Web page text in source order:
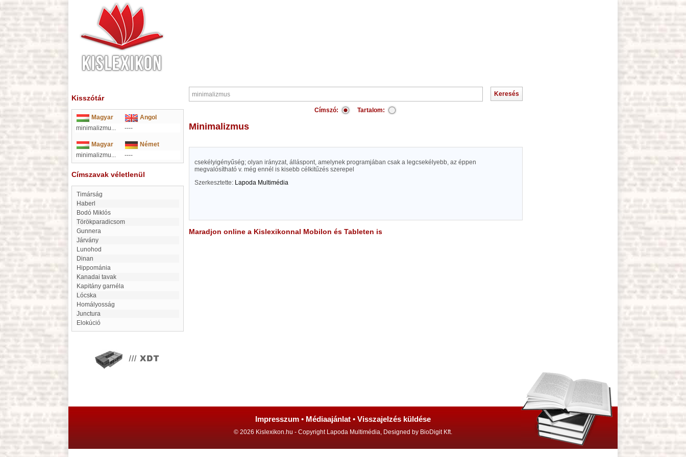
Kisszótár
Magyar
Angol
minimalizmu...
----
Magyar
Német
minimalizmu...
----
Címszavak véletlenül
Timárság
Haberl
Bodó Miklós
Törökparadicsom
Gunnera
Járvány
Lunohod
Dinan
Hippománia
Kanadai tavak
kapitány garnéla
Lócska
homályosság
Junctura
elokúció
Címszó: Tartalom:
minimalizmus
csekélyigényűség; olyan irányzat, álláspont, amelynek programjában csak a legcsekélyebb, az éppen
megvalósítható v. még ennél is kisebb célkitűzés szerepel
Szerkesztette: Lapoda Multimédia
Maradjon online a Kislexikonnal Mobilon és Tableten is
Impresszum • Médiaajánlat • Visszajelzés küldése
© 2026 Kislexikon.hu - Copyright Lapoda Multimédia, Designed by BioDigit Kft.